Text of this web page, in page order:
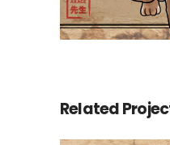
Related